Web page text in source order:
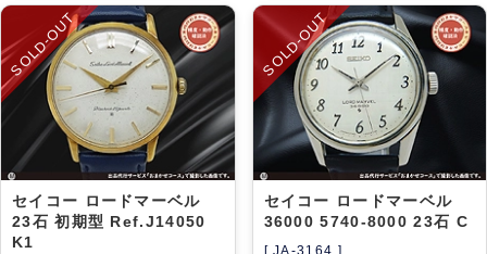
SOLD-OUT
セイコー ロードマーベル
23石 初期型 Ref.J14050
K1
SOLD-OUT
セイコー ロードマーベル
36000 5740-8000 23石 C
[ JA-3164 ]